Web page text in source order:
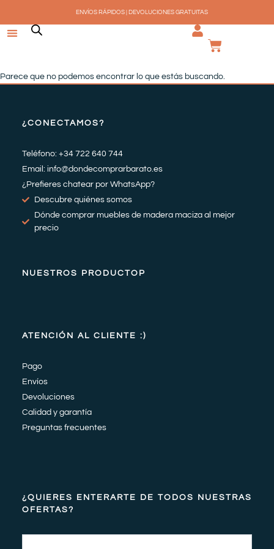
contenido
ENVÍOS RÁPIDOS | DEVOLUCIONES GRATUITAS
Parece que no podemos encontrar lo que estás buscando.
¿CONECTAMOS?
Teléfono: +34 722 640 744
Email: info@dondecomprarbarato.es
¿Prefieres chatear por WhatsApp?
Descubre quiénes somos
Dónde comprar muebles de madera maciza al mejor
precio
NUESTROS PRODUCTOP
ATENCIÓN AL CLIENTE :)
Pago
Envíos
Devoluciones
Calidad y garantía
Preguntas frecuentes
¿QUIERES ENTERARTE DE TODOS NUESTRAS
OFERTAS?